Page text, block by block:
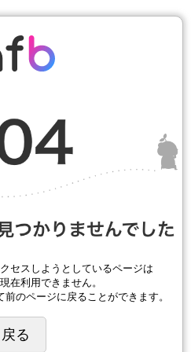
セスしようとしているページは
在利用できません。
前のページに戻ることができます。
戻る